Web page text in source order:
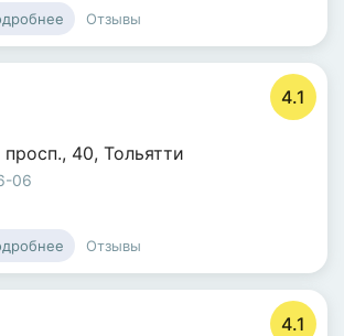
Отзывы
4.1
, 40, Тольятти
06
Отзывы
4.1